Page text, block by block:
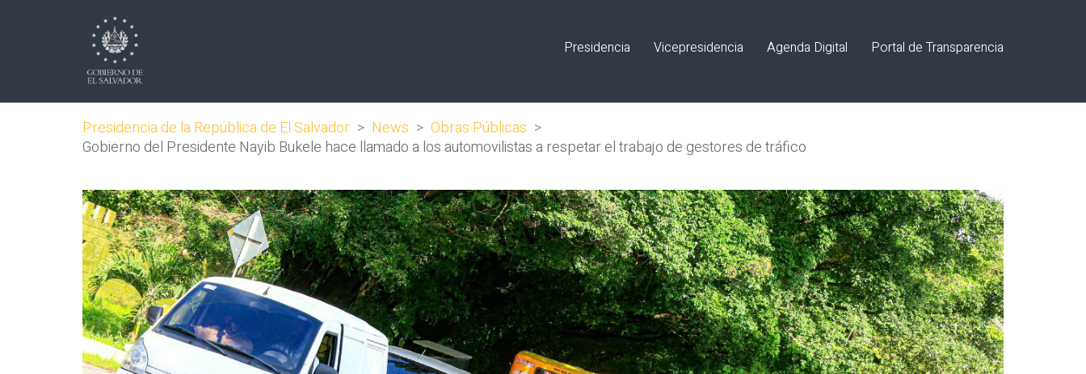
Presidencia Vicepresidencia Agenda Digital Portal de Transparencia
Presidencia de la República de El Salvador > News > Obras Públicas >
Gobierno del Presidente Nayib Bukele hace llamado a los automovilistas a respetar el trabajo de gestores de tráfico